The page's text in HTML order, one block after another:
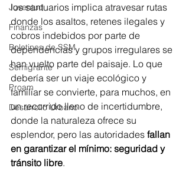
Juventud
Finanzas
Boletines de SSM
Semigrante
Proam
Desarrollo Urbano
los santuarios implica atravesar rutas
donde los asaltos, retenes ilegales y
cobros indebidos por parte de
dependencias y grupos irregulares se
han vuelto parte del paisaje. Lo que
debería ser un viaje ecológico y
familiar se convierte, para muchos, en
un recorrido lleno de incertidumbre,
donde la naturaleza ofrece su
esplendor, pero las autoridades fallan
en garantizar el mínimo: seguridad y
tránsito libre.